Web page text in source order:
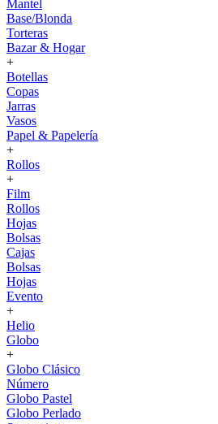
Mantel
Base/Blonda
Torteras
Bazar & Hogar
+
Botellas
Copas
Jarras
Vasos
Papel & Papelería
+
Rollos
+
Film
Rollos
Hojas
Bolsas
Cajas
Bolsas
Hojas
Evento
+
Helio
Globo
+
Globo Clásico
Número
Globo Pastel
Globo Perlado